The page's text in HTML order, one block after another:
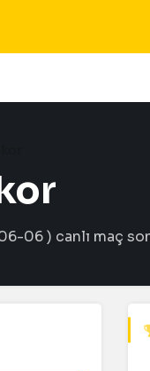
06 ) canlı maç